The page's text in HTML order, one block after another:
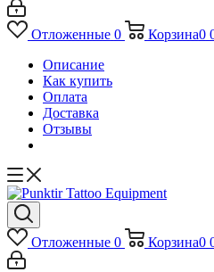
Отложенные 0 Корзина0
Описание
Как купить
Оплата
Доставка
Отзывы
Отложенные 0 Корзина0